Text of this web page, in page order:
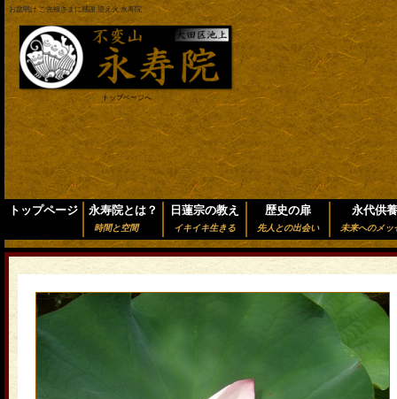
お盆明け ご先祖さまに感謝 迎え火 永寿院
トップページへ
トップページ 永寿院とは？
時間と空間
日蓮宗の教え
イキイキ生きる
歴史の扉
先人との出会い
永代供
未来へのメッ